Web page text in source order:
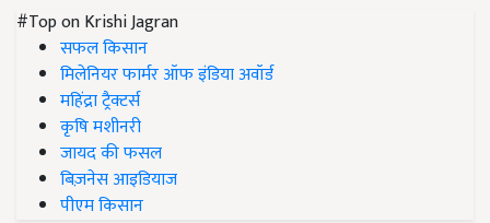
#Top on Krishi Jagran
सफल किसान
मिलेनियर फार्मर ऑफ इंडिया अवॉर्ड
महिंद्रा ट्रैक्टर्स
कृषि मशीनरी
जायद की फसल
बिज़नेस आइडियाज
पीएम किसान